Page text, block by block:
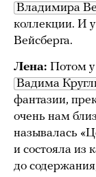
Владимира
коллекции. И
Вейсберга.
Лена: Потом у
Вадима
фантазии,
очень нам
называлась
и состояла из
до